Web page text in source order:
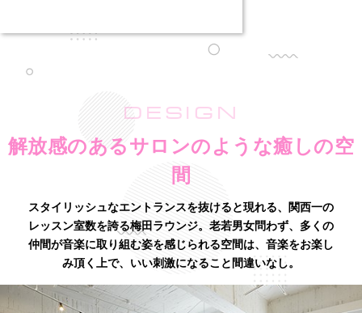
DESIGN
解放感のあるサロンのような癒しの空
間
スタイリッシュなエントランスを抜けると現れる、関西一の
レッスン室数を誇る梅田ラウンジ。老若男女問わず、多くの
仲間が音楽に取り組む姿を感じられる空間は、音楽をお楽し
み頂く上で、いい刺激になること間違いなし。